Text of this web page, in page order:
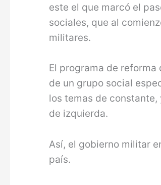
este el que marcó el
sociales, que al
militares.
El programa de
de un grupo social
los temas de
de izquierda.
Así, el gobierno militar
país.